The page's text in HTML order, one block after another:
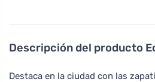
Descripción del producto
Destaca en la ciudad con las